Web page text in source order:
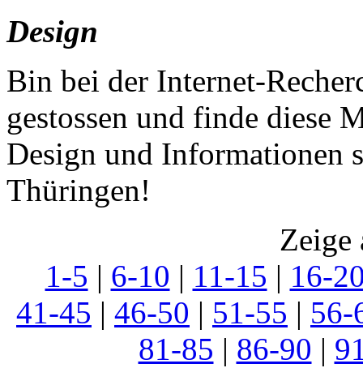
Design
Bin bei der Internet-
gestossen und finde diese
Design und Informationen
Thüringen!
Zeige
1-5 | 6-10 | 11-15 | 16-
41-45 | 46-50 | 51-55 | 56-
81-85 | 86-90 |